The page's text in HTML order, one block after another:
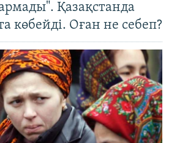
Қазақстанда
көбейді. Оған не себеп?